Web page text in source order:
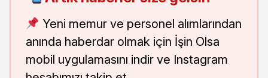
Yeni memur ve personel alımlarından
anında haberdar olmak için İşin Olsa
mobil uygulamasını indir ve Instagram